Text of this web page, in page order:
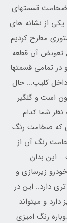
ضخامت قسمتهای
از نشانه های
مطرح کردیم
تعویض آن قطعه
تمامی قسمتها
داخل کليپ... حال
این خودرو بین ۲۵ تا ۳۵ میکرون است‌ و گلگیر
میکرون دارد به نظر شما کدام
که ضخامت رنگ
رنگ آن از
این بدان
زیرسازی و
دارد.. ️این در
و میتواند
رنگ امیزی